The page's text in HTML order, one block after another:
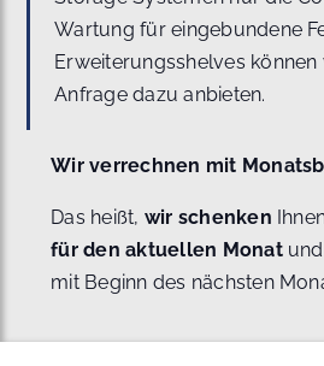
Wartung für eingebundene
Erweiterungsshelves
Anfrage dazu anbieten.
Wir verrechnen mit
Das heißt, wir schenken
für den aktuellen Monat
mit Beginn des nächsten